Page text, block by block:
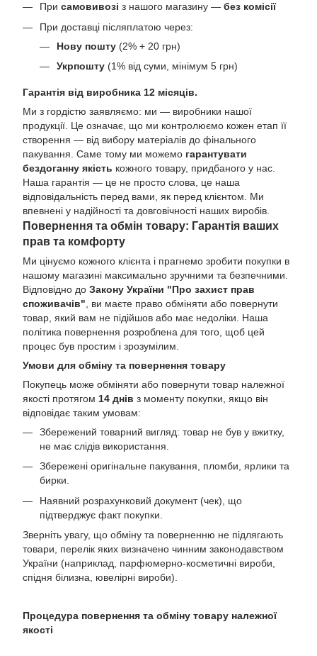
При самовивозі з нашого магазину — без комісії
При доставці післяплатою через:
Нову пошту (2% + 20 грн)
Укрпошту (1% від суми, мінімум 5 грн)
Гарантія від виробника 12 місяців.
Ми з гордістю заявляємо: ми — виробники нашої
продукції. Це означає, що ми контролюємо кожен етап її
створення — від вибору матеріалів до фінального
пакування. Саме тому ми можемо гарантувати
бездоганну якість кожного товару, придбаного у нас.
Наша гарантія — це не просто слова, це наша
відповідальність перед вами, як перед клієнтом. Ми
впевнені у надійності та довговічності наших виробів.
Повернення та обмін товару: Гарантія ваших
прав та комфорту
Ми цінуємо кожного клієнта і прагнемо зробити покупки в
нашому магазині максимально зручними та безпечними.
Відповідно до Закону України "Про захист прав
споживачів" , ви маєте право обміняти або повернути
товар, який вам не підійшов або має недоліки. Наша
політика повернення розроблена для того, щоб цей
процес був простим і зрозумілим.
Умови для обміну та повернення товару
Покупець може обміняти або повернути товар належної
якості протягом 14 днів з моменту покупки, якщо він
відповідає таким умовам:
Збережений товарний вигляд: товар не був у вжитку,
не має слідів використання.
Збережені оригінальне пакування, пломби, ярлики та
бирки.
Наявний розрахунковий документ (чек), що
підтверджує факт покупки.
Зверніть увагу, що обміну та поверненню не підлягають
товари, перелік яких визначено чинним законодавством
України (наприклад, парфюмерно-косметичні вироби,
спідня білизна, ювелірні вироби).
Процедура повернення та обміну товару належної
якості